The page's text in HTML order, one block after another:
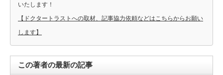
いたします！
【ドクタートラストへの取材、記事協力依頼などはこちらからお願い
します】
この著者の最新の記事